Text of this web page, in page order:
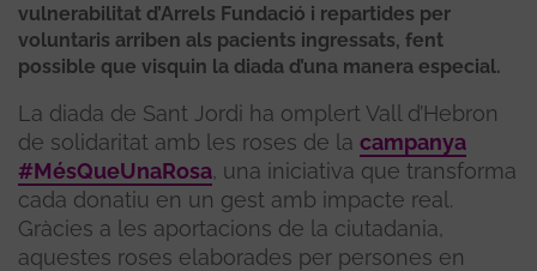
vulnerabilitat d’Arrels Fundació i repartides per
voluntaris arriben als pacients ingressats, fent
possible que visquin la diada d’una manera especial.
La diada de Sant Jordi ha omplert Vall d’Hebron
de solidaritat amb les roses de la campanya
#MésQueUnaRosa, una iniciativa que transforma
cada donatiu en un gest amb impacte real.
Gràcies a les aportacions de la ciutadania,
aquestes roses elaborades per persones en